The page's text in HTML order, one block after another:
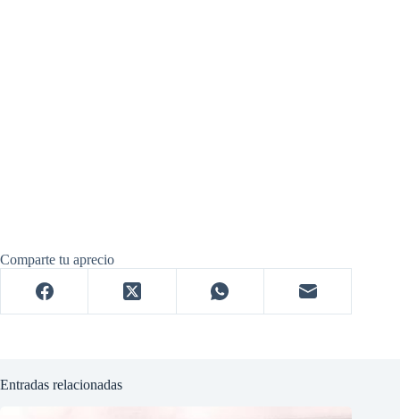
Comparte tu aprecio
Entradas relacionadas